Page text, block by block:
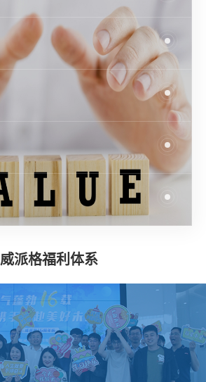
威派格福利体系